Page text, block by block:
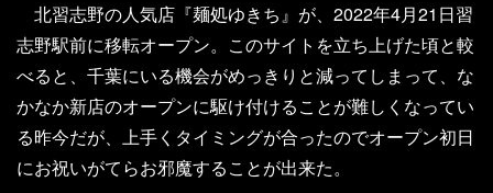
北習志野の人気店『麺処ゆきち』が、2022年4月21日習
志野駅前に移転オープン。このサイトを立ち上げた頃と較
べると、千葉にいる機会がめっきりと減ってしまって、な
かなか新店のオープンに駆け付けることが難しくなってい
る昨今だが、上手くタイミングが合ったのでオープン初日
にお祝いがてらお邪魔することが出来た。